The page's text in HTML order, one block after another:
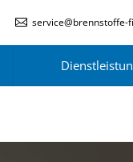
service@brennstoffe-